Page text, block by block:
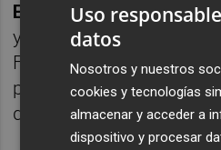
Enrique Arnal: director
y cargo también situado
Figura como imputado y
podría estar al tanto de
del ente.
Uso
datos
Nosotros y nuestros
cookies y tecnologías
almacenar y acceder a
dispositivo y procesar